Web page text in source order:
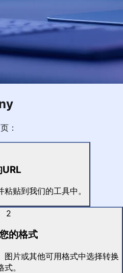
：
贴到我们的工具中。
2
的格式
片或其他可用格式中选择转换
式。